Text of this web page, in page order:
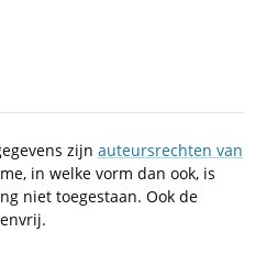
zijn auteursrechten van
in welke vorm dan ook, is
niet toegestaan. Ook de